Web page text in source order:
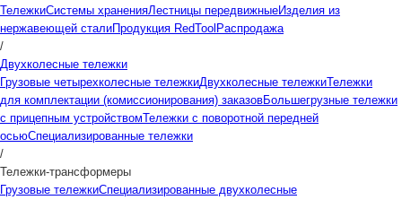
ТележкиСистемы храненияЛестницы передвижныеИзделия из
нержавеющей сталиПродукция RedTool Распродажа
/
Двухколесные тележки
Грузовые четырехколесные тележкиДвухколесные тележкиТележки
для комплектации (комиссионирования) заказовБольшегрузные тележки
с прицепным устройствомТележки с поворотной передней
осьюСпециализированные тележки
/
Тележки-трансформеры
Грузовые тележкиСпециализированные двухколесные